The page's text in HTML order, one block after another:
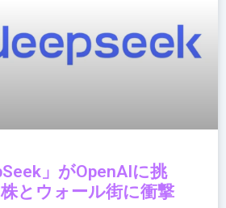
」がOpenAIに挑
とウォール街に衝撃